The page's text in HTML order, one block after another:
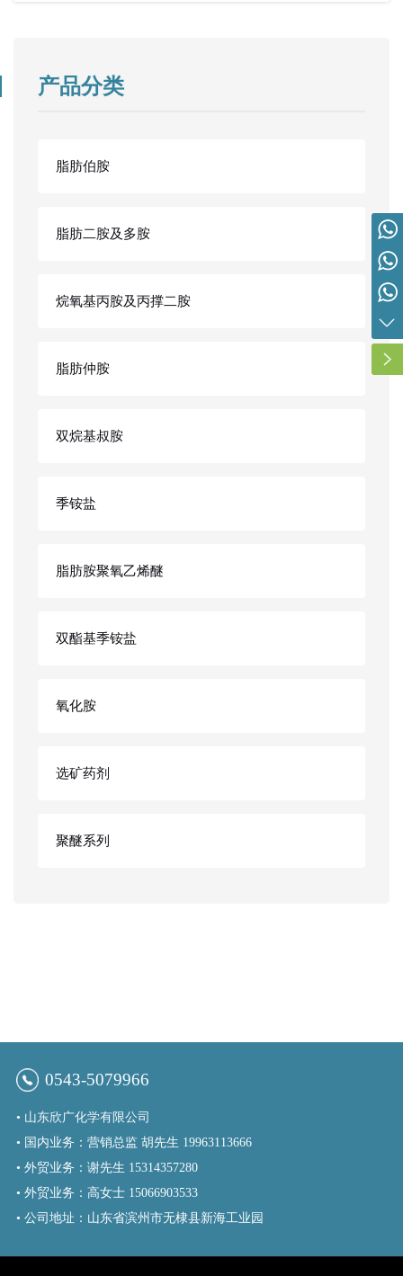
产品分类
脂肪伯胺
脂肪二胺及多胺
烷氧基丙胺及丙撑二胺
脂肪仲胺
双烷基叔胺
季铵盐
脂肪胺聚氧乙烯醚
双酯基季铵盐
氧化胺
选矿药剂
聚醚系列
0543-5079966
• 山东欣广化学有限公司
• 国内业务：营销总监 胡先生 19963113666
• 外贸业务：谢先生 15314357280
• 外贸业务：高女士 15066903533
• 公司地址：山东省滨州市无棣县新海工业园
营销总监 胡先生 19963113666
外贸：高女士 15066903533